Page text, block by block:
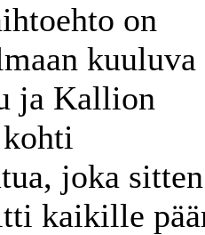
on
kuuluva
ja Kallion
joka
kaikille